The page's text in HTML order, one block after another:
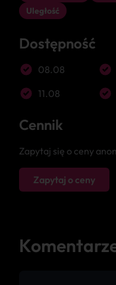
Uległość
Dostępność
08.08
11.08
Cennik
Zapytaj się o ceny
Zapytaj o ceny